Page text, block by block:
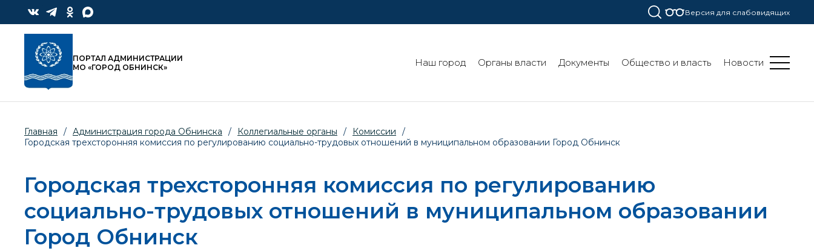
Версия для слабовидящих
ПОРТАЛ АДМИНИСТРАЦИИ
МО «ГОРОД ОБНИНСК»
Наш город Органы власти Документы Общество и власть Новости
Главная / Администрация города Обнинска / Коллегиальные органы / Комиссии
/
Городская трехсторонняя комиссия по регулированию социально-трудовых отношений в муниципальном образовании Город Обнинск
Городская трехсторонняя комиссия по регулированию
социально-трудовых отношений в муниципальном образовании
Город Обнинск